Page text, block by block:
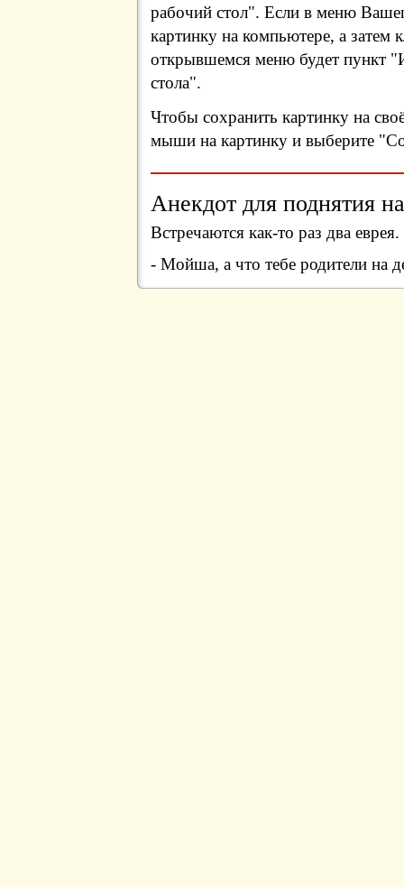
рабочий стол". Если в меню
картинку на компьютере, а затем
открывшемся меню будет пункт
стола".
Чтобы сохранить картинку на
мыши на картинку и выберите
Анекдот для поднятия
Встречаются как-то раз два
- Мойша, а что тебе родители на